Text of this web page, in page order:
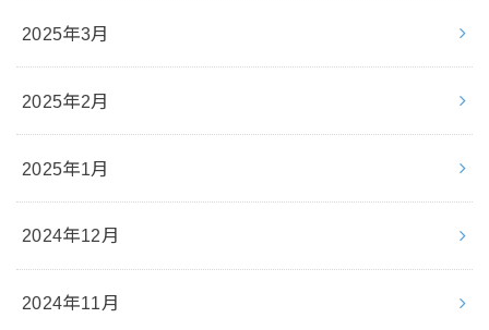
2025年3月
2025年2月
2025年1月
2024年12月
2024年11月